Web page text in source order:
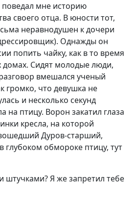
мне историю
своего отца. В юности тот,
неравнодушен к дочери
Однажды он
попить чайку, как в то время
Сидят молодые люди,
вмешался ученый
громко, что девушка не
и несколько секунд
на птицу. Ворон закатил глаза
кресла, на которой
Дуров-старший,
глубоком обмороке птицу, тут
штучками? Я же запретил тебе